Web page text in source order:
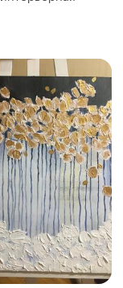
10
картина